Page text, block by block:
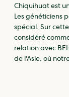
Chiquihuat est
Les généticiens
spécial. Sur
considéré
relation avec
de l'Asie, où